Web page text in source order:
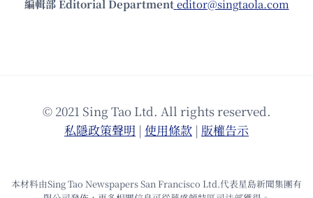
編輯部 Editorial Department editor@singtaola.com
© 2021 Sing Tao Ltd. All rights reserved.
私隱政策聲明 | 使⽤條款 | 版權告⽰
本材料由Sing Tao Newspapers San Francisco Ltd.代表星島新聞集團有